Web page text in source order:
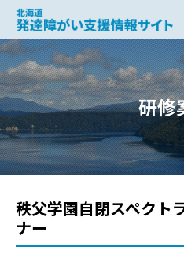
研修
秩父学園自閉スペクト
ナー